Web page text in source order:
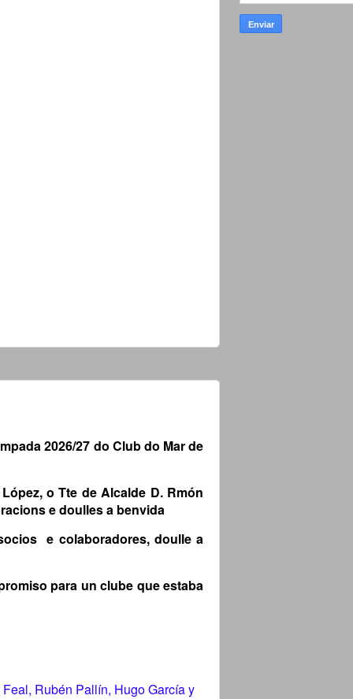
2026/27 do Club do Mar de
o Tte de Alcalde D. Rmón
e doulles a benvida
e colaboradores, doulle a
para un clube que estaba
Rubén Pallín, Hugo García y